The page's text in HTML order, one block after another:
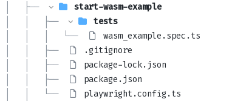
│   ├──
start-wasm-example
│   │   ├──
tests
│   │   │   └──
wasm_example.spec.ts
│   │   ├──
.gitignore
│   │   ├──
package-lock.json
│   │   ├──
package.json
│   │   └──
playwright.config.ts